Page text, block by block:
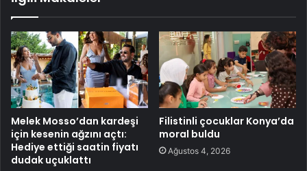
Melek Mosso’dan kardeşi
için kesenin ağzını açtı:
Hediye ettiği saatin fiyatı
dudak uçuklattı
Filistinli çocuklar Konya’da
moral buldu
Ağustos 4, 2026